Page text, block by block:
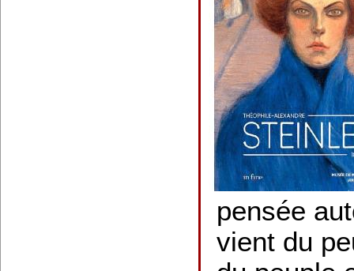
pensée
vient du